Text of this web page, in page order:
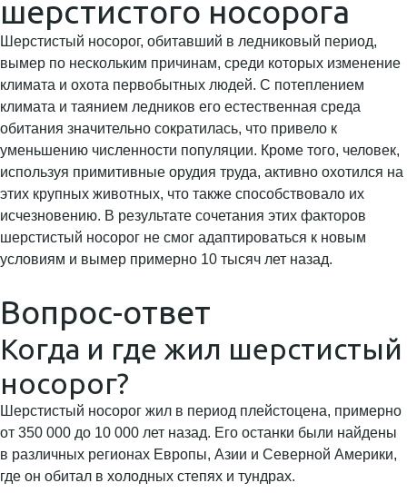
шерстистого носорога
Шерстистый носорог, обитавший в ледниковый период,
вымер по нескольким причинам, среди которых изменение
климата и охота первобытных людей. С потеплением
климата и таянием ледников его естественная среда
обитания значительно сократилась, что привело к
уменьшению численности популяции. Кроме того, человек,
используя примитивные орудия труда, активно охотился на
этих крупных животных, что также способствовало их
исчезновению. В результате сочетания этих факторов
шерстистый носорог не смог адаптироваться к новым
условиям и вымер примерно 10 тысяч лет назад.
Вопрос-ответ
Когда и где жил шерстистый
носорог?
Шерстистый носорог жил в период плейстоцена, примерно
от 350 000 до 10 000 лет назад. Его останки были найдены
в различных регионах Европы, Азии и Северной Америки,
где он обитал в холодных степях и тундрах.